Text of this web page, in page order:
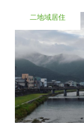
二地域居住